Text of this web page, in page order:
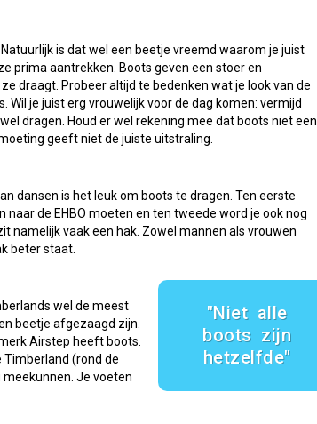
is dat wel een beetje vreemd waarom je juist
prima aantrekken. Boots geven een stoer en
draagt. Probeer altijd te bedenken wat je look van de
Wil je juist erg vrouwelijk voor de dag komen: vermijd
dragen. Houd er wel rekening mee dat boots niet een
geeft niet de juiste uitstraling.
dansen is het leuk om boots te dragen. Ten eerste
de EHBO moeten en ten tweede word je ook nog
namelijk vaak een hak. Zowel mannen als vrouwen
beter staat.
Niet alle
boots zijn
hetzelfde
wel de meest
beetje afgezaagd zijn.
Airstep heeft boots.
Timberland (rond de
Je voeten